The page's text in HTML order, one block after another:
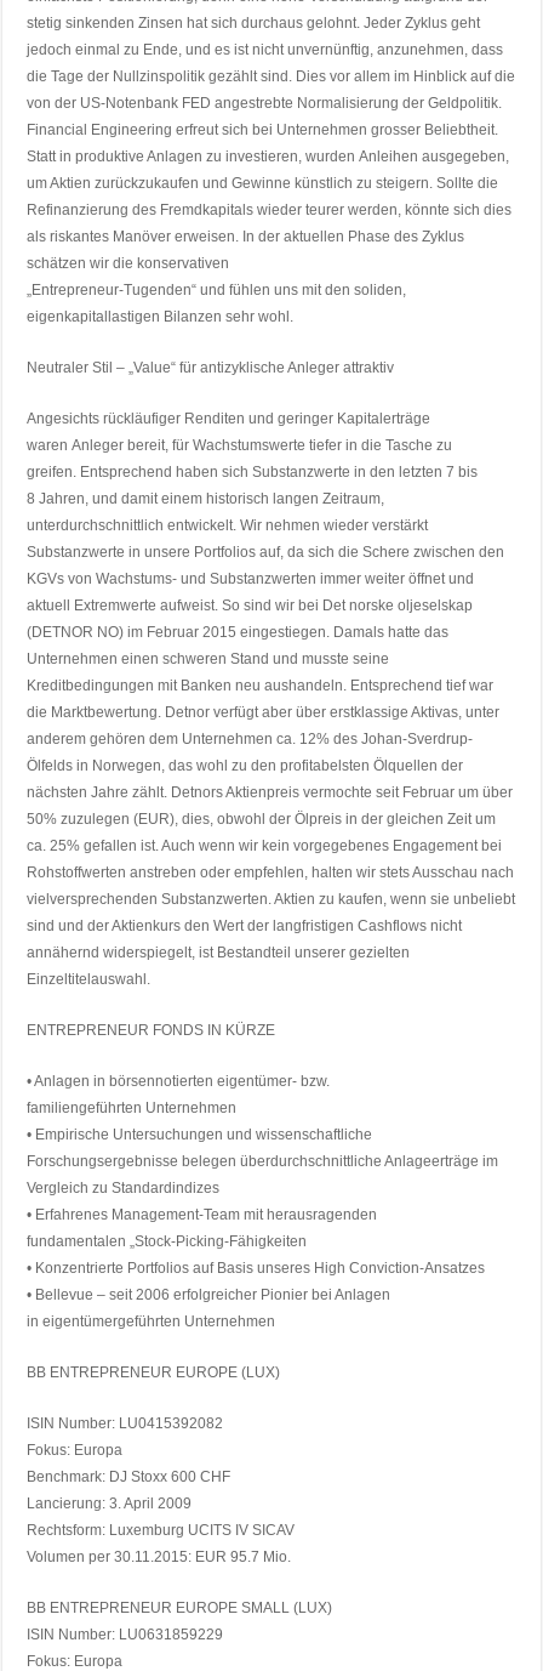
stetig sinkenden Zinsen hat sich durchaus gelohnt. Jeder Zyklus geht
jedoch einmal zu Ende, und es ist nicht unvernünftig, anzunehmen, dass
die Tage der Nullzinspolitik gezählt sind. Dies vor allem im Hinblick auf die
von der US-Notenbank FED angestrebte Normalisierung der Geldpolitik.
Financial Engineering erfreut sich bei Unternehmen grosser Beliebtheit.
Statt in produktive Anlagen zu investieren, wurden Anleihen ausgegeben,
um Aktien zurückzukaufen und Gewinne künstlich zu steigern. Sollte die
Refinanzierung des Fremdkapitals wieder teurer werden, könnte sich dies
als riskantes Manöver erweisen. In der aktuellen Phase des Zyklus
schätzen wir die konservativen
„Entrepreneur-Tugenden“ und fühlen uns mit den soliden,
eigenkapitallastigen Bilanzen sehr wohl.
Neutraler Stil – „Value“ für antizyklische Anleger attraktiv
Angesichts rückläufiger Renditen und geringer Kapitalerträge
waren Anleger bereit, für Wachstumswerte tiefer in die Tasche zu
greifen. Entsprechend haben sich Substanzwerte in den letzten 7 bis
8 Jahren, und damit einem historisch langen Zeitraum,
unterdurchschnittlich entwickelt. Wir nehmen wieder verstärkt
Substanzwerte in unsere Portfolios auf, da sich die Schere zwischen den
KGVs von Wachstums- und Substanzwerten immer weiter öffnet und
aktuell Extremwerte aufweist. So sind wir bei Det norske oljeselskap
(DETNOR NO) im Februar 2015 eingestiegen. Damals hatte das
Unternehmen einen schweren Stand und musste seine
Kreditbedingungen mit Banken neu aushandeln. Entsprechend tief war
die Marktbewertung. Detnor verfügt aber über erstklassige Aktivas, unter
anderem gehören dem Unternehmen ca. 12% des Johan-Sverdrup-
Ölfelds in Norwegen, das wohl zu den profitabelsten Ölquellen der
nächsten Jahre zählt. Detnors Aktienpreis vermochte seit Februar um über
50% zuzulegen (EUR), dies, obwohl der Ölpreis in der gleichen Zeit um
ca. 25% gefallen ist. Auch wenn wir kein vorgegebenes Engagement bei
Rohstoffwerten anstreben oder empfehlen, halten wir stets Ausschau nach
vielversprechenden Substanzwerten. Aktien zu kaufen, wenn sie unbeliebt
sind und der Aktienkurs den Wert der langfristigen Cashflows nicht
annähernd widerspiegelt, ist Bestandteil unserer gezielten
Einzeltitelauswahl.
ENTREPRENEUR FONDS IN KÜRZE
• Anlagen in börsennotierten eigentümer- bzw.
familiengeführten Unternehmen
• Empirische Untersuchungen und wissenschaftliche
Forschungsergebnisse belegen überdurchschnittliche Anlageerträge im
Vergleich zu Standardindizes
• Erfahrenes Management-Team mit herausragenden
fundamentalen „Stock-Picking-Fähigkeiten
• Konzentrierte Portfolios auf Basis unseres High Conviction-Ansatzes
• Bellevue – seit 2006 erfolgreicher Pionier bei Anlagen
in eigentümergeführten Unternehmen
BB ENTREPRENEUR EUROPE (LUX)
ISIN Number: LU0415392082
Fokus: Europa
Benchmark: DJ Stoxx 600 CHF
Lancierung: 3. April 2009
Rechtsform: Luxemburg UCITS IV SICAV
Volumen per 30.11.2015: EUR 95.7 Mio.
BB ENTREPRENEUR EUROPE SMALL (LUX)
ISIN Number: LU0631859229
Fokus: Europa